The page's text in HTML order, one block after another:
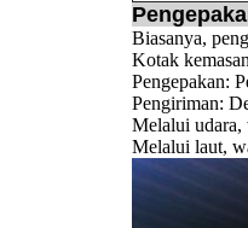
Biasanya,
Kotak
Pengepakan:
Pengiriman:
Melalui udara,
Melalui laut,